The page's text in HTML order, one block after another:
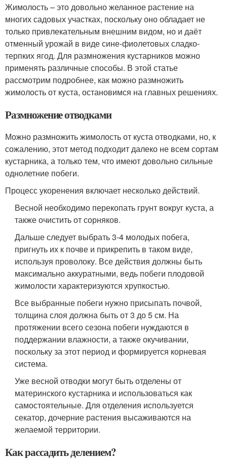
Жимолость – это довольно желанное растение на
многих садовых участках, поскольку оно обладает не
только привлекательным внешним видом, но и даёт
отменный урожай в виде сине-фиолетовых сладко-
терпких ягод. Для размножения кустарников можно
применять различные способы. В этой статье
рассмотрим подробнее, как можно размножить
жимолость от куста, остановимся на главных решениях.
Размножение отводками
Можно размножить жимолость от куста отводками, но, к
сожалению, этот метод подходит далеко не всем сортам
кустарника, а только тем, что имеют довольно сильные
однолетние побеги.
Процесс укоренения включает несколько действий.
Весной необходимо перекопать грунт вокруг куста, а
также очистить от сорняков.
Дальше следует выбрать 3-4 молодых побега,
пригнуть их к почве и прикрепить в таком виде,
используя проволоку. Все действия должны быть
максимально аккуратными, ведь побеги плодовой
жимолости характеризуются хрупкостью.
Все выбранные побеги нужно присыпать почвой,
толщина слоя должна быть от 3 до 5 см. На
протяжении всего сезона побеги нуждаются в
поддержании влажности, а также окучивании,
поскольку за этот период и формируется корневая
система.
Уже весной отводки могут быть отделены от
материнского кустарника и использоваться как
самостоятельные. Для отделения используется
секатор, дочерние растения высаживаются на
желаемой территории.
Как рассадить делением?